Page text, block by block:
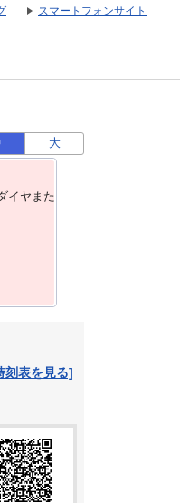
スマートフォンサイト
大
イヤまた
刻表を見る]